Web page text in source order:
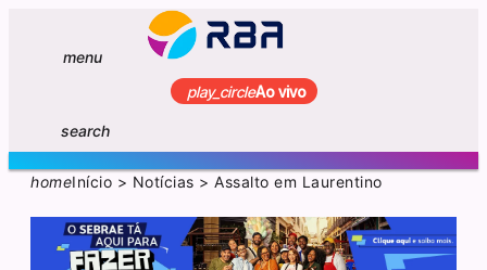
menu
play_circleAo vivo
search
homeInício > Notícias >Assalto em Laurentino